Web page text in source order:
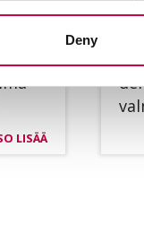
Deny
LISÄÄ